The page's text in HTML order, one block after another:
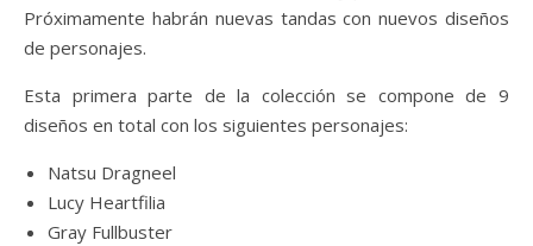
Próximamente habrán nuevas tandas con nuevos diseños
de personajes.
Esta primera parte de la colección se compone de 9
diseños en total con los siguientes personajes:
Natsu Dragneel
Lucy Heartfilia
Gray Fullbuster